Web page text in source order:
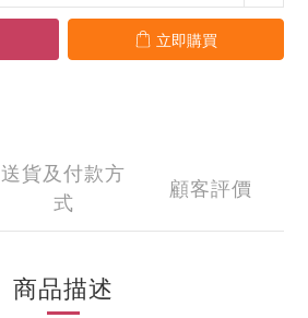
立即購買
送貨及付款方
式
顧客評價
商品描述